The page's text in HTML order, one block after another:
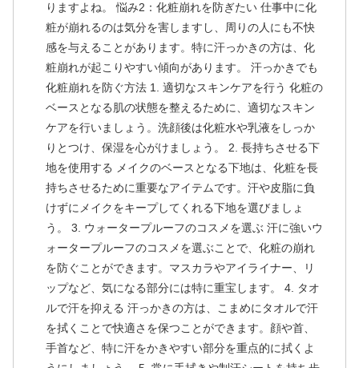
りますよね。 悩み2：化粧崩れを防ぎたい 仕事中に化
粧が崩れるのは気分を害しますし、周りの人にも不快
感を与えることがあります。特に汗っかきの方は、化
粧崩れが起こりやすい傾向があります。 汗っかきでも
化粧崩れを防ぐ方法 1. 適切なスキンケアを行う 化粧の
ベースとなる肌の状態を整えるために、適切なスキン
ケアを行いましょう。洗顔後は化粧水や乳液をしっか
りとつけ、保湿を心がけましょう。 2. 長持ちさせる下
地を使用する メイクのベースとなる下地は、化粧を長
持ちさせるために重要なアイテムです。汗や皮脂に負
けずにメイクをキープしてくれる下地を選びましょ
う。 3. ウォータープルーフのコスメを選ぶ 汗に強いウ
ォータープルーフのコスメを選ぶことで、化粧の崩れ
を防ぐことができます。マスカラやアイライナー、リ
ップなど、気になる部分には特に重宝します。 4. タオ
ルで汗を抑える 汗っかきの方は、こまめにタオルで汗
を拭くことで快適さを保つことができます。顔や首、
手首など、特に汗をかきやすい部分を重点的に拭くよ